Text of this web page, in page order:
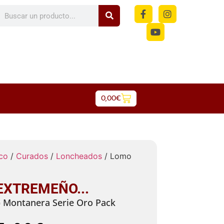
0,00€
/ Curados/ Loncheados/ Lomo
Serie Oro Pack